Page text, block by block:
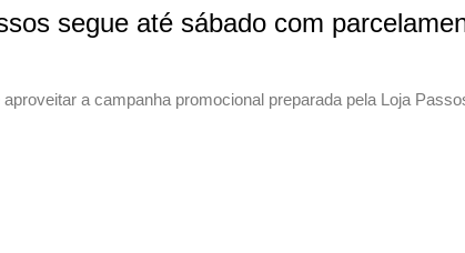
segue até sábado com
a campanha promocional preparada pela Loja